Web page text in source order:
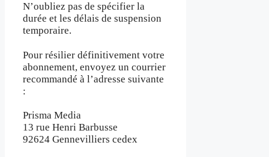
N’oubliez pas de spécifier la
durée et les délais de suspension
temporaire.
Pour résilier définitivement votre
abonnement, envoyez un courrier
recommandé à l’adresse suivante
:
Prisma Media
13 rue Henri Barbusse
92624 Gennevilliers cedex